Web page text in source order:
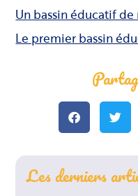
Un bassin éducatif de
Le premier bassin
Les derniers